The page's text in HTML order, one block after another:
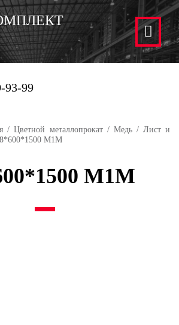
93-99
/Цветной металлопрокат/ Медь/ Лист и
М1М
М1М